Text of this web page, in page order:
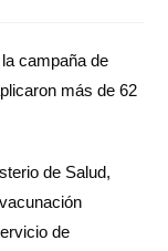
de Salud,
de